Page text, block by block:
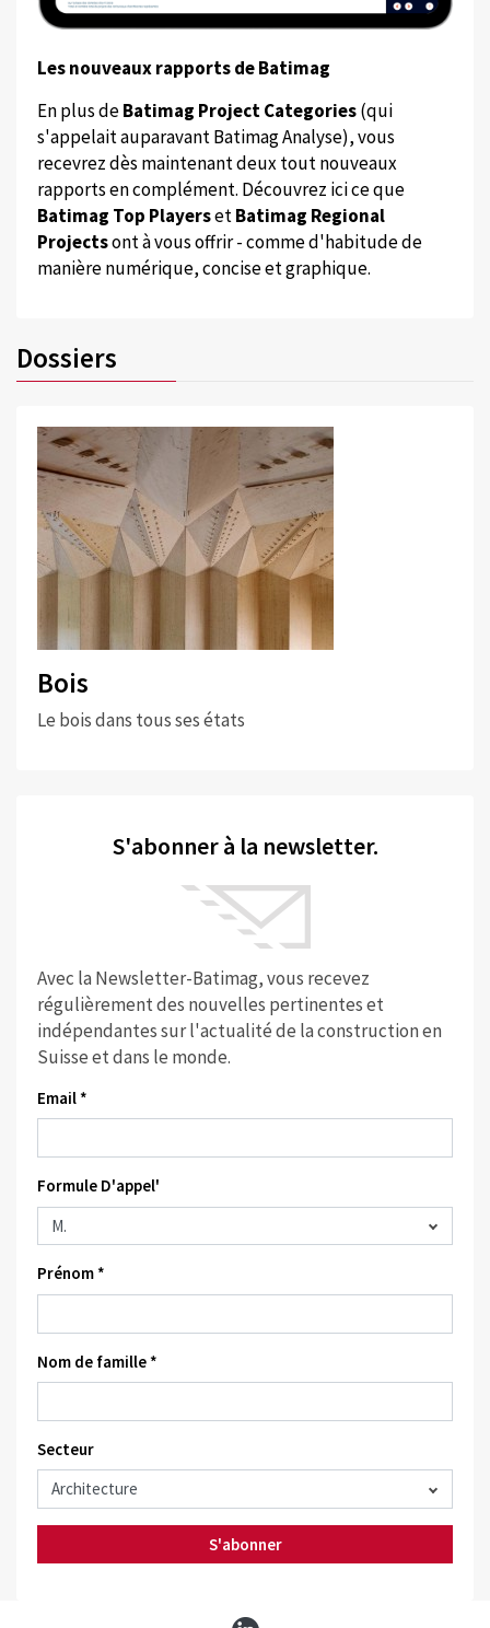
Les nouveaux rapports de Batimag
En plus deBatimag Project Categories(qui
s'appelait auparavant Batimag Analyse), vous
recevrez dès maintenant deux tout nouveaux
rapports en complément. Découvrez ici ce que
Batimag Top PlayersetBatimag Regional
Projectsont à vous offrir - comme d'habitude de
manière numérique, concise et graphique.
Dossiers
Bois
Le bois dans tous ses états
S'abonner à la newsletter.
Avec la Newsletter-Batimag, vous recevez
régulièrement des nouvelles pertinentes et
indépendantes sur l'actualité de la construction en
Suisse et dans le monde.
Email *
Formule D'appel'
Prénom *
Nom de famille *
Secteur
S'abonner